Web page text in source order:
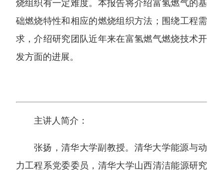
烧组织有一定难度。本报告将介绍富氢燃气的基
础燃烧特性和相应的燃烧组织方法；围绕工程需
求，介绍研究团队近年来在富氢燃气燃烧技术开
发方面的进展。
主讲人简介：
张扬，清华大学副教授。清华大学能源与动
力工程系党委委员，清华大学山西清洁能源研究